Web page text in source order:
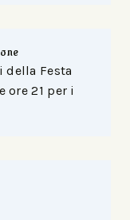
della Festa
ore 21 per i